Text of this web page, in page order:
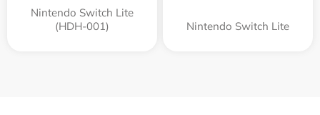
Nintendo Switch Lite
(HDH-001)
Nintendo Switch Lite